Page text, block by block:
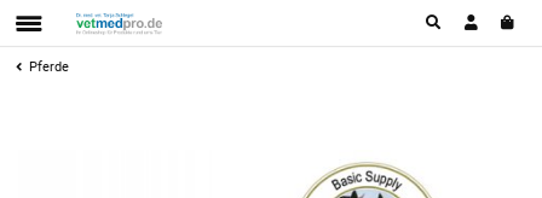
Pferde